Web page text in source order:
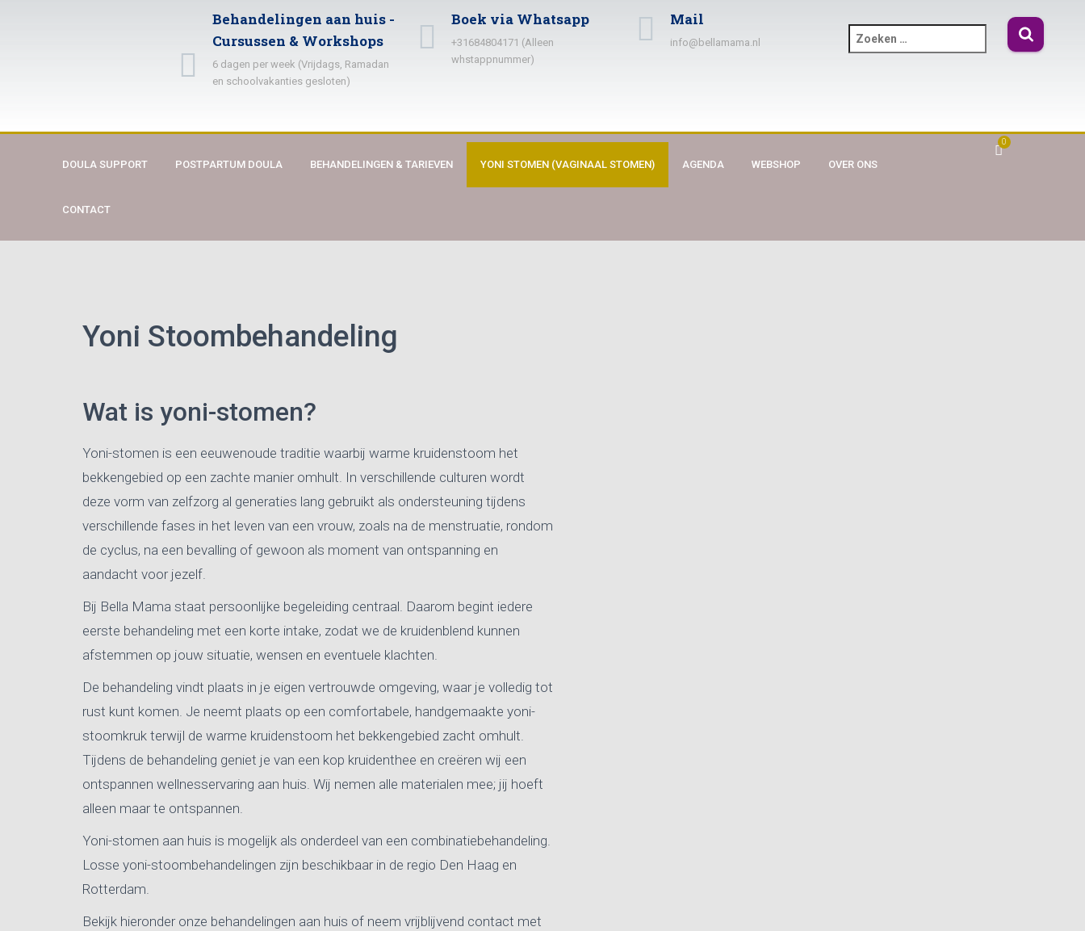
Behandelingen aan huis -
Cursussen & Workshops
6 dagen per week (Vrijdags, Ramadan
en schoolvakanties gesloten)
Boek via Whatsapp
+31684804171 (Alleen
whstappnummer)
Mail
info@bellamama.nl
DOULA SUPPORT POSTPARTUM DOULA BEHANDELINGEN & TARIEVEN YONI STOMEN (VAGINAAL STOMEN) AGENDA WEBSHOP OVER ONS
CONTACT
0
Yoni Stoombehandeling
Wat is yoni-stomen?
Yoni-stomen is een eeuwenoude traditie waarbij warme kruidenstoom het
bekkengebied op een zachte manier omhult. In verschillende culturen wordt
deze vorm van zelfzorg al generaties lang gebruikt als ondersteuning tijdens
verschillende fases in het leven van een vrouw, zoals na de menstruatie, rondom
de cyclus, na een bevalling of gewoon als moment van ontspanning en
aandacht voor jezelf.
Bij Bella Mama staat persoonlijke begeleiding centraal. Daarom begint iedere
eerste behandeling met een korte intake, zodat we de kruidenblend kunnen
afstemmen op jouw situatie, wensen en eventuele klachten.
De behandeling vindt plaats in je eigen vertrouwde omgeving, waar je volledig tot
rust kunt komen. Je neemt plaats op een comfortabele, handgemaakte yoni-
stoomkruk terwijl de warme kruidenstoom het bekkengebied zacht omhult.
Tijdens de behandeling geniet je van een kop kruidenthee en creëren wij een
ontspannen wellnesservaring aan huis. Wij nemen alle materialen mee; jij hoeft
alleen maar te ontspannen.
Yoni-stomen aan huis is mogelijk als onderdeel van een combinatiebehandeling.
Losse yoni-stoombehandelingen zijn beschikbaar in de regio Den Haag en
Rotterdam.
Bekijk hieronder onze behandelingen aan huis of neem vrijblijvend contact met